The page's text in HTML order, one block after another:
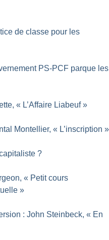
de classe pour les
PS-PCF parque les
« L’Affaire Liabeuf »
Montellier, « L’inscription »
?
« Petit cours
»
: John Steinbeck, « En